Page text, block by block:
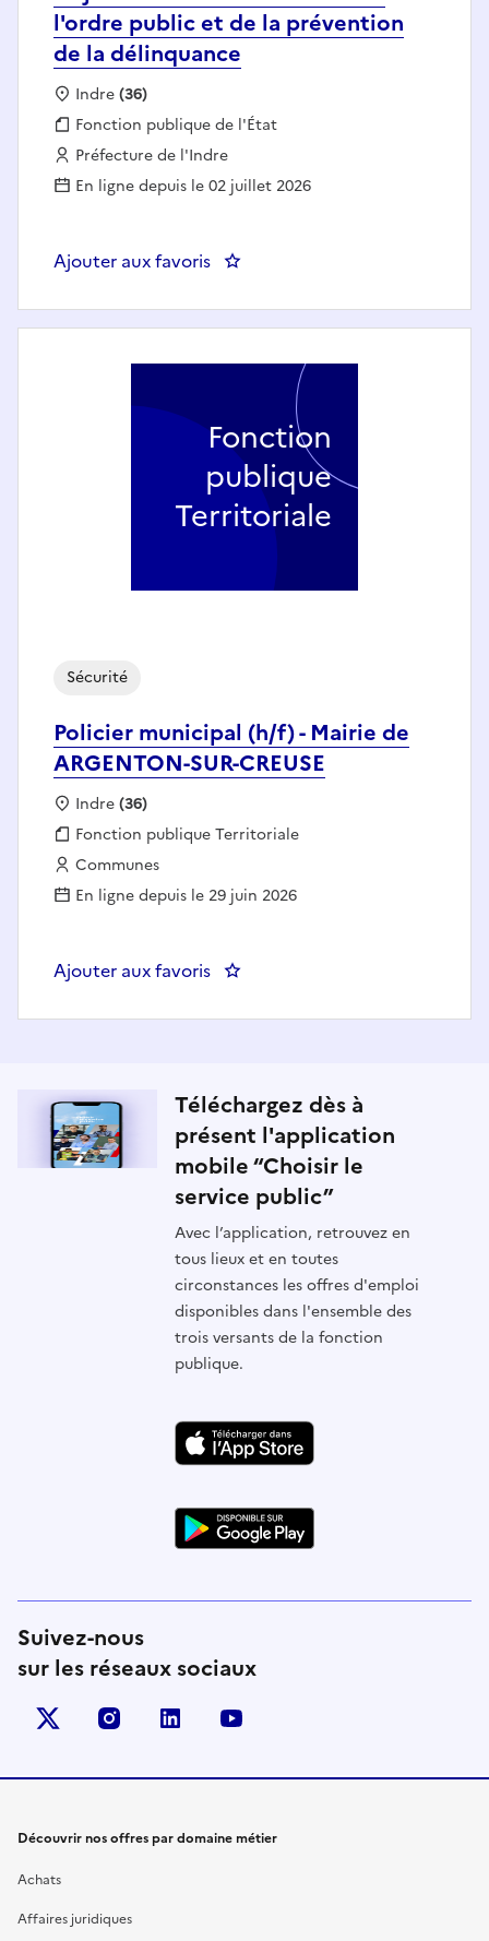
l'ordre public et de la prévention
de la délinquance
Localisation :
Indre(36)
Fonction publique :
Fonction publique de l'État
Employeur :
Préfecture de l'Indre
En ligne depuis le 02 juillet 2026
Ajouter aux favoris : Adjoint.e au Chef du Bureau
Policier municipal (h/f) - Mairie de
ARGENTON-SUR-CREUSE
Sécurité
Localisation :
Indre(36)
Fonction publique :
Fonction publique Territoriale
Employeur :
Communes
En ligne depuis le 29 juin 2026
Ajouter aux favoris : Policier municipal (h/f) - Mairie
Fonction
publique
Territoriale
Téléchargez dès à
présent l'application
mobile “Choisir le
service public”
Avec l’application, retrouvez en
tous lieux et en toutes
circonstances les offres d'emploi
disponibles dans l'ensemble des
trois versants de la fonction
publique.
Suivez-nous
sur les réseaux sociaux
X (anciennement Twitter)
instagramlinkedin
Découvrir nos offres par domaine métier
Achats
Affaires juridiques